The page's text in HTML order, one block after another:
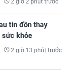
tin đồn thay
khỏe